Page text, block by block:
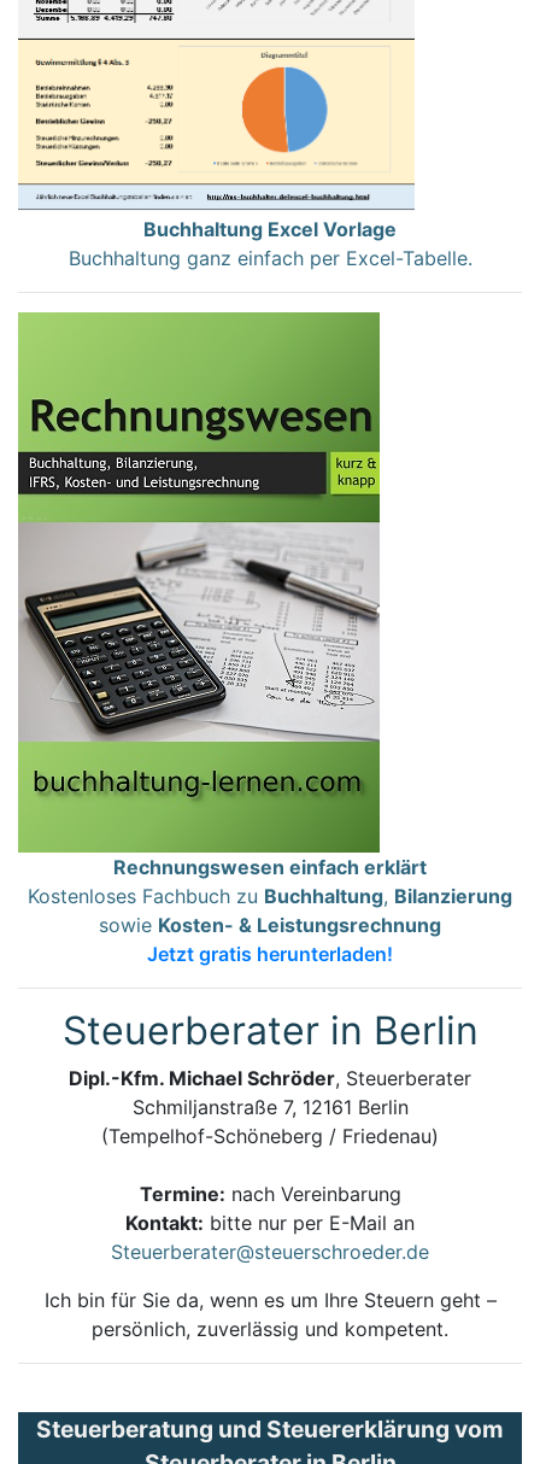
Buchhaltung Excel Vorlage
Buchhaltung ganz einfach per Excel-Tabelle.
Rechnungswesen einfach erklärt
Kostenloses Fachbuch zu Buchhaltung, Bilanzierung
sowie Kosten- & Leistungsrechnung
Jetzt gratis herunterladen!
Steuerberater in Berlin
Dipl.-Kfm. Michael Schröder, Steuerberater
Schmiljanstraße 7, 12161 Berlin
(Tempelhof-Schöneberg / Friedenau)
Termine: nach Vereinbarung
Kontakt: bitte nur per E-Mail an
Steuerberater@steuerschroeder.de
Ich bin für Sie da, wenn es um Ihre Steuern geht –
persönlich, zuverlässig und kompetent.
Steuerberatung und Steuererklärung vom